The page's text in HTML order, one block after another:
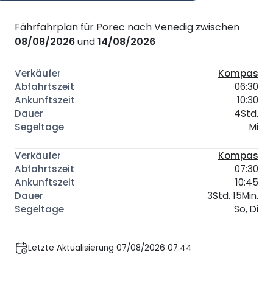
Fährfahrplan für Porec nach Venedig zwischen
08/08/2026und14/08/2026
Kompas
06:30
10:30
4Std.
Mi
Kompas
07:30
10:45
3Std. 15Min.
So, Di
Letzte Aktualisierung 07/08/2026 07:44